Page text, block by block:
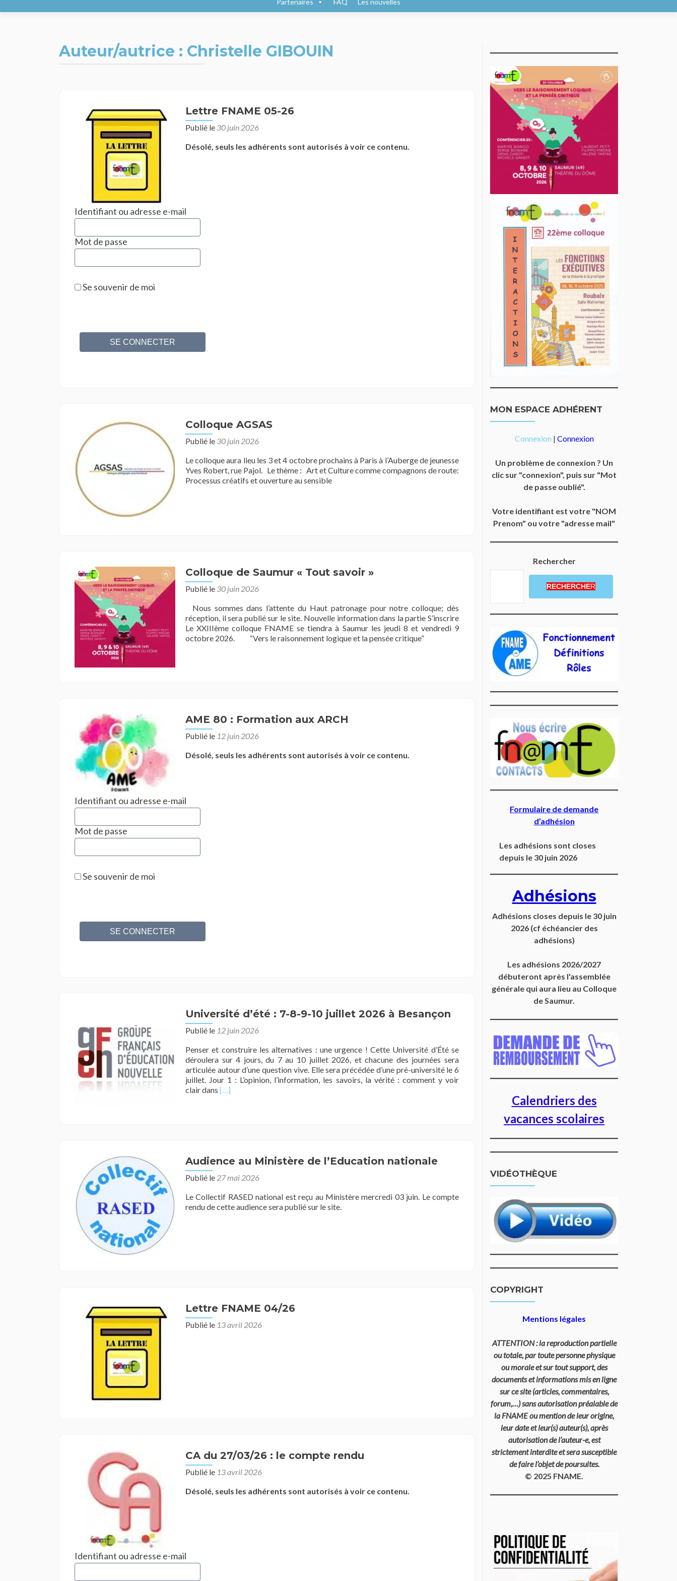
Partenaires FAQ Les nouvelles
Auteur/autrice : Christelle GIBOUIN
Lettre FNAME 05-26
Publié le 30 juin 2026
Désolé, seuls les adhérents sont autorisés à voir ce contenu.
Identifiant ou adresse e-mail
Mot de passe
Se souvenir de moi
Colloque AGSAS
Publié le 30 juin 2026
Le colloque aura lieu les 3 et 4 octobre prochains à Paris à l’Auberge de jeunesse
Yves Robert, rue Pajol. Le thème : Art et Culture comme compagnons de route:
Processus créatifs et ouverture au sensible
Colloque de Saumur « Tout savoir »
Publié le 30 juin 2026
Nous sommes dans l’attente du Haut patronage pour notre colloque; dès
réception, il sera publié sur le site. Nouvelle information dans la partie S’inscrire
Le XXIIIème colloque FNAME se tiendra à Saumur les jeudi 8 et vendredi 9
octobre 2026. “Vers le raisonnement logique et la pensée critique”
AME 80 : Formation aux ARCH
Publié le 12 juin 2026
Désolé, seuls les adhérents sont autorisés à voir ce contenu.
Identifiant ou adresse e-mail
Mot de passe
Se souvenir de moi
Université d’été : 7-8-9-10 juillet 2026 à Besançon
Publié le 12 juin 2026
Penser et construire les alternatives : une urgence ! Cette Université d’Été se
déroulera sur 4 jours, du 7 au 10 juillet 2026, et chacune des journées sera
articulée autour d’une question vive. Elle sera précédée d’une pré-université le 6
juillet. Jour 1 : L’opinion, l’information, les savoirs, la vérité : comment y voir
clair dans En
8-
10
2026
à
[…]
Audience au Ministère de l’Education nationale
Publié le 27 mai 2026
Le Collectif RASED national est reçu au Ministère mercredi 03 juin. Le compte
rendu de cette audience sera publié sur le site.
Lettre FNAME 04/26
Publié le 13 avril 2026
CA du 27/03/26 : le compte rendu
Publié le 13 avril 2026
Désolé, seuls les adhérents sont autorisés à voir ce contenu.
Identifiant ou adresse e-mail
articles
MON ESPACE ADHÉRENT
Connexion | Connexion
Un problème de connexion ? Un
clic sur "connexion", puis sur "Mot
de passe oublié".
Votre identifiant est votre "NOM
Prenom" ou votre "adresse mail"
Rechercher
RECHERCHER
Formulaire de demande
d’adhésion
Les adhésions sont closes
depuis le 30 juin 2026
Adhésions
Adhésions closes depuis le 30 juin
2026 (cf échéancier des
adhésions)
Les adhésions 2026/2027
débuteront après l'assemblée
générale qui aura lieu au Colloque
de Saumur.
Calendriers des
vacances scolaires
VIDÉOTHÈQUE
COPYRIGHT
Mentions légales
ATTENTION : la reproduction partielle
ou totale, par toute personne physique
ou morale et sur tout support, des
documents et informations mis en ligne
sur ce site (articles, commentaires,
forum,…) sans autorisation préalable de
la FNAME ou mention de leur origine,
leur date et leur(s) auteur(s), après
autorisation de l’auteur-e, est
strictement interdite et sera susceptible
de faire l’objet de poursuites.
© 2025 FNAME.